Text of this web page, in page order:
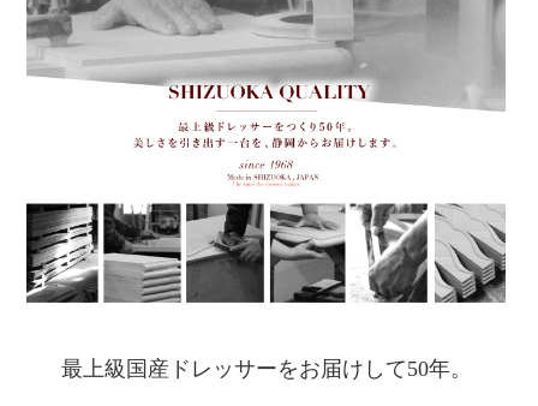
最上級国産ドレッサーをお届けして50年。